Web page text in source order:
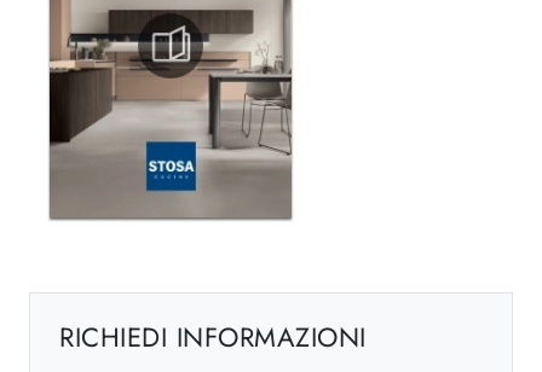
RICHIEDI INFORMAZIONI